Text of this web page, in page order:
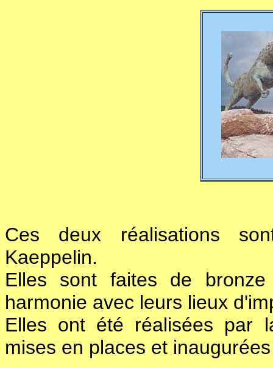
Ces deux réalisations
Kaeppelin.
Elles sont faites de
harmonie avec leurs lieux
Elles ont été réalisées par
mises en places et